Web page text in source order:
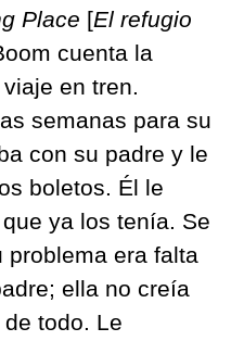
Place [El refugio
cuenta la
en tren.
semanas para su
con su padre y le
boletos. Él le
ya los tenía. Se
era falta
ella no creía
todo. Le